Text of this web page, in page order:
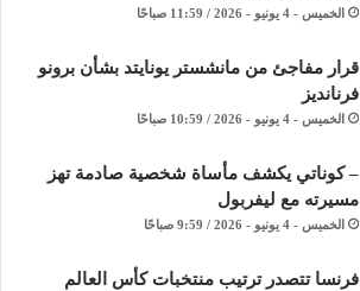
الخميس - 4 يونيو - 2026 / 11:59 صباحًا
قرار مفاجئ من مانشستر يونايتد بشأن برونو
فرنانديز
الخميس - 4 يونيو - 2026 / 10:59 صباحًا
– كوناتي يكشف مأساة شخصية صادمة تهز
مسيرته مع ليفربول
الخميس - 4 يونيو - 2026 / 9:59 صباحًا
فرنسا تتصدر ترتيب منتخبات كأس العالم